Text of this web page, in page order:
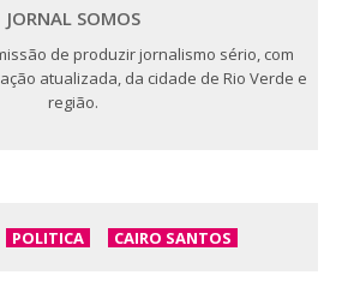
JORNAL SOMOS
de produzir jornalismo sério, com
atualizada, da cidade de Rio Verde e
região.
POLITICA CAIRO SANTOS